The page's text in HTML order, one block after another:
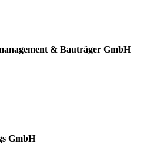
& Bauträger GmbH
GmbH